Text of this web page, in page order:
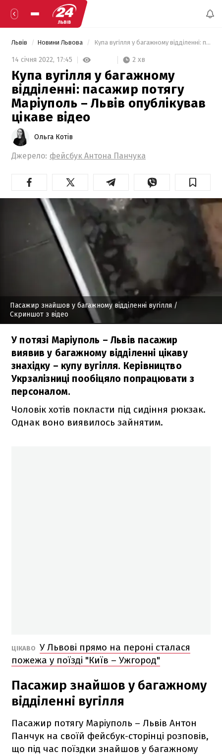
Львів Новини Львова Купа вугілля у багажному відділенні: пасажир потягу Маріуполь – Львів опублікував цікаве відео
14 січня 2022, 17:45 2 хв
Купа вугілля у багажному
відділенні: пасажир потягу
Маріуполь – Львів опублікував
цікаве відео
Ольга Котів
Джерело: фейсбук Антона Панчука
Пасажир знайшов у багажному відділенні вугілля /
Скриншот з відео
У потязі Маріуполь – Львів пасажир
виявив у багажному відділенні цікаву
знахідку – купу вугілля. Керівництво
Укрзалізниці пообіцяло попрацювати з
персоналом.
Чоловік хотів покласти під сидіння рюкзак.
Однак воно виявилось зайнятим.
ЦІКАВО У Львові прямо на пероні сталася
пожежа у поїзді "Київ – Ужгород"
Пасажир знайшов у багажному
відділенні вугілля
Пасажир потягу Маріуполь – Львів Антон
Панчук на своїй фейсбук-сторінці розповів,
що під час поїздки знайшов у багажному